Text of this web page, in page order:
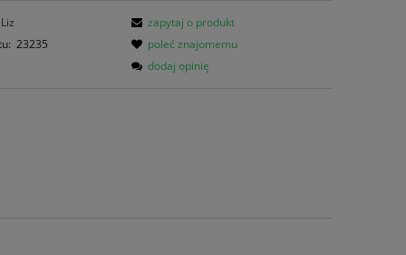
Liz
23235
zapytaj o produkt
poleć znajomemu
dodaj opinię